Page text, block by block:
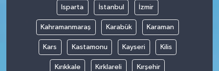
Isparta İstanbul İzmir
Kahramanmaraş Karabük Karaman
Kars Kastamonu Kayseri Kilis
Kırıkkale Kırklareli Kırşehir